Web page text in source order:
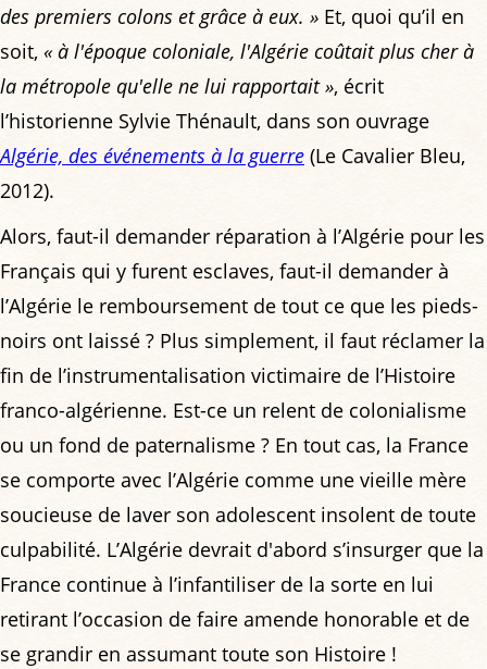
des premiers colons et grâce à eux. » Et, quoi qu’il en
soit, « à l'époque coloniale, l'Algérie coûtait plus cher à
la métropole qu'elle ne lui rapportait », écrit
l’historienne Sylvie Thénault, dans son ouvrage
Algérie, des événements à la guerre (Le Cavalier Bleu,
2012).
Alors, faut-il demander réparation à l’Algérie pour les
Français qui y furent esclaves, faut-il demander à
l’Algérie le remboursement de tout ce que les pieds-
noirs ont laissé ? Plus simplement, il faut réclamer la
fin de l’instrumentalisation victimaire de l’Histoire
franco-algérienne. Est-ce un relent de colonialisme
ou un fond de paternalisme ? En tout cas, la France
se comporte avec l’Algérie comme une vieille mère
soucieuse de laver son adolescent insolent de toute
culpabilité. L’Algérie devrait d'abord s’insurger que la
France continue à l’infantiliser de la sorte en lui
retirant l’occasion de faire amende honorable et de
se grandir en assumant toute son Histoire !